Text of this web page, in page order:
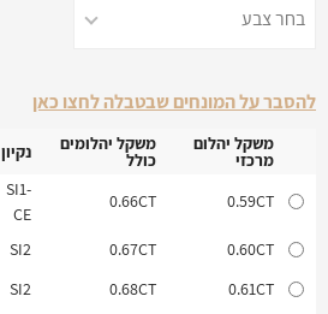
להסבר על המונחים שבטבלה לחצו כאן
משקל יהלום
מרכזי
משקל יהלומים
כולל נקיון
מרכזי כולל
נקיון
0.59CT
0.66CT
SI1-
CE
0.60CT
0.67CT
SI2
0.61CT
0.68CT
SI2